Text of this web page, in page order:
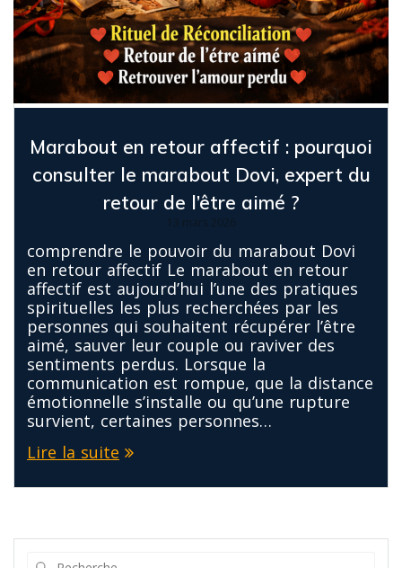
Marabout en retour affectif : pourquoi
consulter le marabout Dovi, expert du
retour de l’être aimé ?
comprendre le pouvoir du marabout Dovi
en retour affectif Le marabout en retour
affectif est aujourd’hui l’une des pratiques
spirituelles les plus recherchées par les
personnes qui souhaitent récupérer l’être
aimé, sauver leur couple ou raviver des
sentiments perdus. Lorsque la
communication est rompue, que la distance
émotionnelle s’installe ou qu’une rupture
survient, certaines personnes…
Lire la suite